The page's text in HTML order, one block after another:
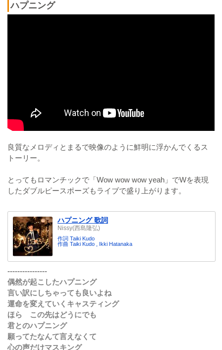
ハプニング
良質なメロディとまるで映像のように鮮明に浮かんでくるス
トーリー。
とってもロマンチックで「Wow wow wow yeah」でWを表現
したダブルピースポーズもライブで盛り上がります。
ハプニング 歌詞
Nissy(西島隆弘)
作詞 Taiki Kudo
作曲 Taiki Kudo , Ikki Hatanaka
----------------
偶然が起こしたハプニング
言い訳にしちゃっても良いよね
運命を変えていくキャスティング
ほら この先はどうにでも
君とのハプニング
願ってたなんて言えなくて
心の声だけマスキング